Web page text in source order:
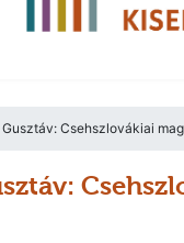
Gusztáv: Csehszlovákiai